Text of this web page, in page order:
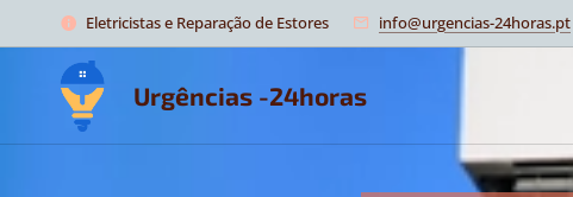
Eletricistas e Reparação de Estores info@urgencias-24horas.pt
Urgências -24horas